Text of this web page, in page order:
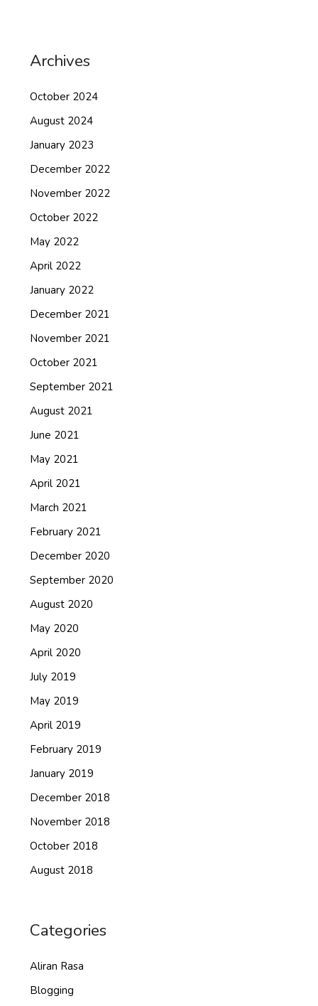
Archives
October 2024
August 2024
January 2023
December 2022
November 2022
October 2022
May 2022
April 2022
January 2022
December 2021
November 2021
October 2021
September 2021
August 2021
June 2021
May 2021
April 2021
March 2021
February 2021
December 2020
September 2020
August 2020
May 2020
April 2020
July 2019
May 2019
April 2019
February 2019
January 2019
December 2018
November 2018
October 2018
August 2018
Categories
Aliran Rasa
Blogging